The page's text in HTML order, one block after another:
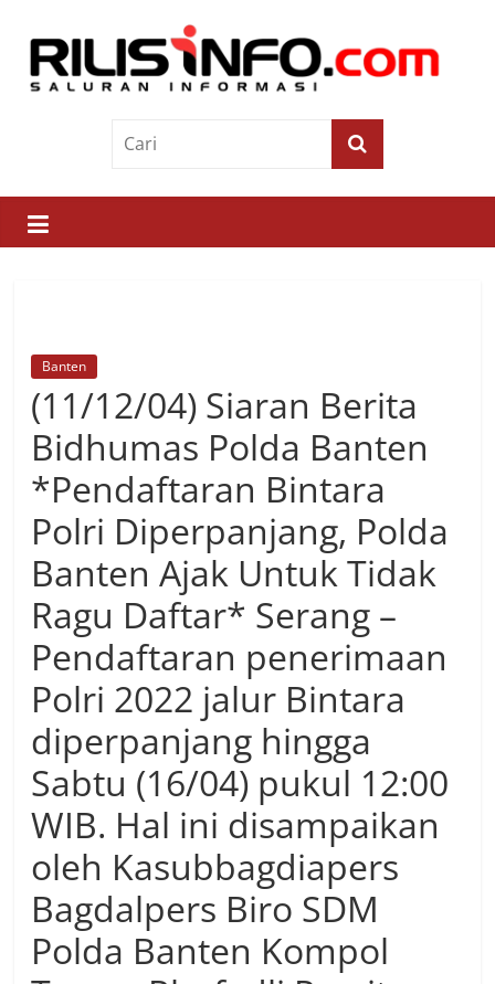
contentRilis
Saluran
Informasi
Banten
(11/12/04) Siaran Berita
Bidhumas Polda Banten
*Pendaftaran Bintara
Polri Diperpanjang, Polda
Banten Ajak Untuk Tidak
Ragu Daftar* Serang –
Pendaftaran penerimaan
Polri 2022 jalur Bintara
diperpanjang hingga
Sabtu (16/04) pukul 12:00
WIB. Hal ini disampaikan
oleh Kasubbagdiapers
Bagdalpers Biro SDM
Polda Banten Kompol